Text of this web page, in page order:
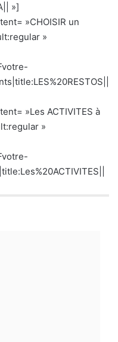
»]
»CHOISIR un
»
»Les ACTIVITES à
»